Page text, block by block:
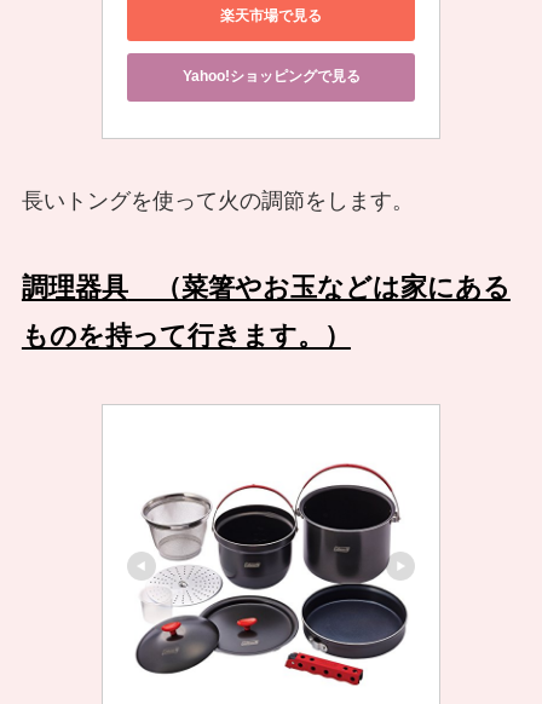
楽天市場で見る
Yahoo!ショッピングで見る
長いトングを使って火の調節をします。
調理器具（菜箸やお玉などは家にある
ものを持って行きます。）